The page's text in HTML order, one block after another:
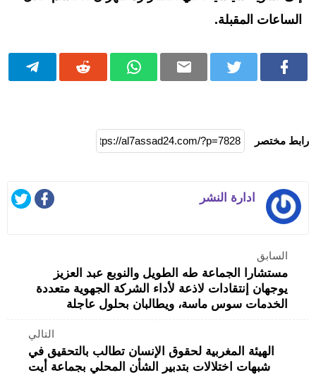
الساعات المقبلة.
رابط مختصر
ادارة النشر
السابق
مستشارا الجماعة طه الطويل والنوبع عبد العزيز
يوجهان إنتقادات لاذعة لأداء الشركة الجهوية متعددة
الخدمات سوس ماسة، ويطالبان بحلول عاجلة
التالي
الهيئة المغربية لحقوق الإنسان تطالب بالتحقيق في
شبهات اختلالات بتدبير الشأن المحلي بجماعة أيت